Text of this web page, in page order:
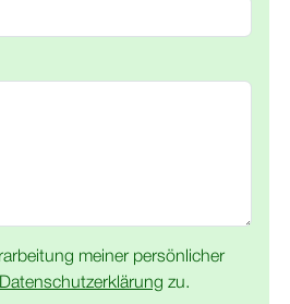
meiner persönlicher
Datenschutzerklärung zu.